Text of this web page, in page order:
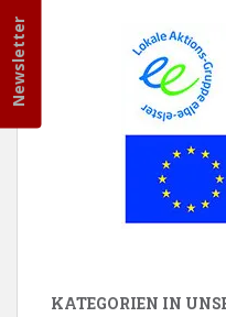
KATEGORIEN IN
Newsletter